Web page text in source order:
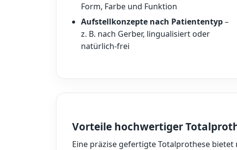
Form, Farbe und Funktion
Aufstellkonzepte nach Patiententyp–
z. B. nach Gerber, lingualisiert oder
natürlich-frei
Vorteile hochwertiger
Eine präzise gefertigte Totalprothese